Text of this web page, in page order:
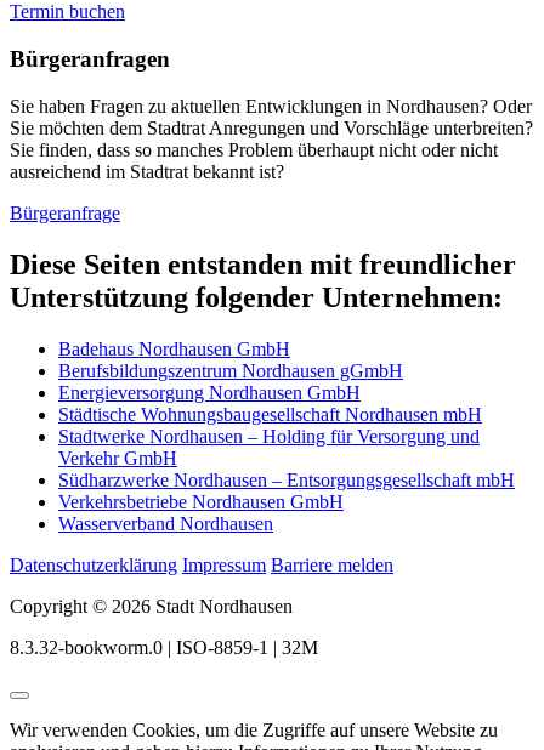
Termin buchen
Bürger­anfragen
Sie haben Fragen zu aktuellen Entwicklungen in Nordhausen? Oder
Sie möchten dem Stadtrat Anregungen und Vorschläge unterbreiten?
Sie finden, dass so manches Problem überhaupt nicht oder nicht
ausreichend im Stadtrat bekannt ist?
Bürgeranfrage
Diese Seiten entstanden mit freundlicher
Unterstützung folgender Unternehmen:
Badehaus Nordhausen GmbH
Berufsbildungszentrum Nordhausen gGmbH
Energieversorgung Nordhausen GmbH
Städtische Wohnungsbaugesellschaft Nordhausen mbH
Stadtwerke Nordhausen – Holding für Versorgung und
Verkehr GmbH
Südharzwerke Nordhausen – Entsorgungsgesellschaft mbH
Verkehrsbetriebe Nordhausen GmbH
Wasserverband Nordhausen
Datenschutzerklärung Impressum Barriere melden
Copyright © 2026 Stadt Nordhausen
8.3.32-bookworm.0 | ISO-8859-1 | 32M
Wir verwenden Cookies, um die Zugriffe auf unsere Website zu